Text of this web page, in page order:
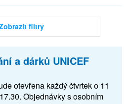
filtry
a dárků UNICEF
otevřena každý čtvrtek o 11
Objednávky s osobním